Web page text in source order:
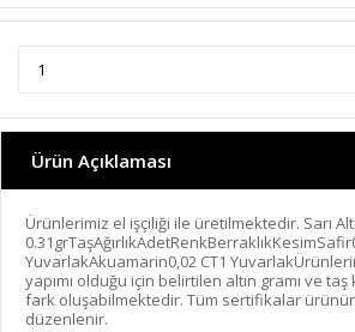
Ürün Açıklaması
Ürünlerimiz el işçiliği ile üretilmektedir. Sarı
YuvarlakAkuamarin0,02 CT1
yapımı olduğu için belirtilen altın gramı ve
fark oluşabilmektedir. Tüm sertifikalar
düzenlenir.